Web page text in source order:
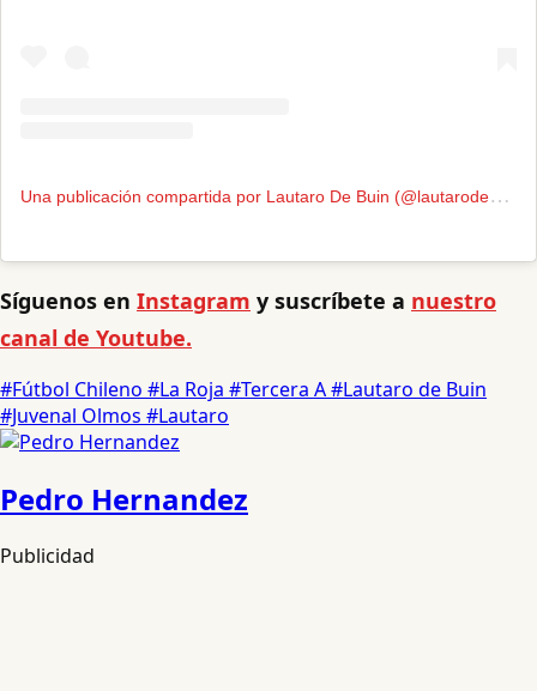
U
na publicación compartida por Lautaro De Buin (@lautarodebuin_sadp)
Síguenos en Instagram y suscríbete a nuestro
canal de Youtube.
#Fútbol Chileno #La Roja #Tercera A#Lautaro de Buin
#Juvenal Olmos #Lautaro
Pedro Hernandez
Publicidad